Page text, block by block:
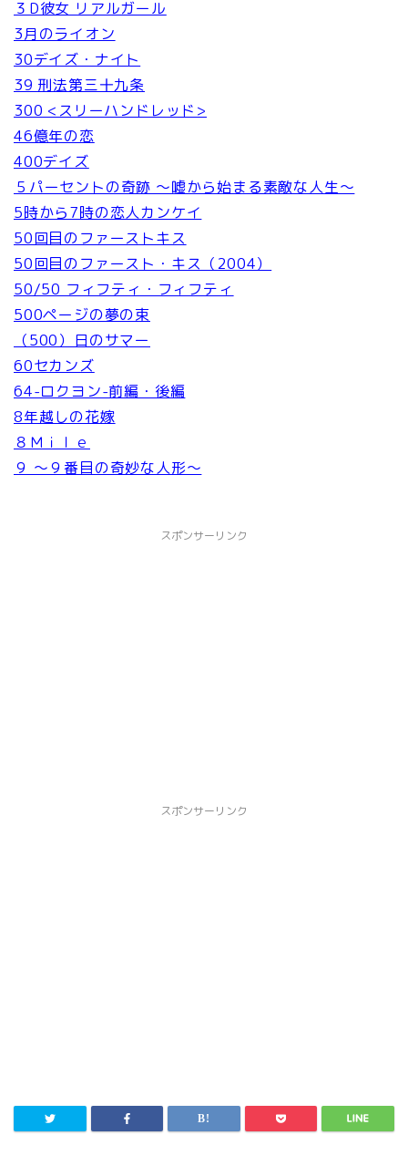
３D彼女 リアルガール
3月のライオン
30デイズ・ナイト
39 刑法第三十九条
300 <スリーハンドレッド>
46億年の恋
400デイズ
５パーセントの奇跡 ～嘘から始まる素敵な人生～
5時から7時の恋人カンケイ
50回目のファーストキス
50回目のファースト・キス（2004）
50/50 フィフティ・フィフティ
500ページの夢の束
（500）日のサマー
60セカンズ
64-ロクヨン-前編・後編
8年越しの花嫁
８Ｍｉｌｅ
９ ～９番目の奇妙な人形～
スポンサーリンク
スポンサーリンク